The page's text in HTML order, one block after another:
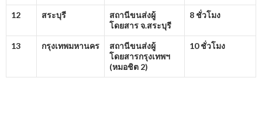
12 สระบุรี
สถานีขนส่งผู้
โดยสาร จ.สระบุรี
8 ชั่วโมง
13 กรุงเทพมหานคร
สถานีขนส่งผู้
โดยสารกรุงเทพฯ
(หมอชิต 2)
10 ชั่วโมง